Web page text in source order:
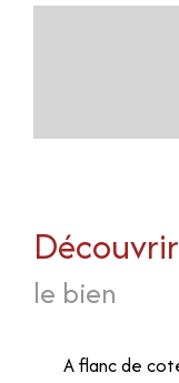
découvrir
le bien
A flanc de